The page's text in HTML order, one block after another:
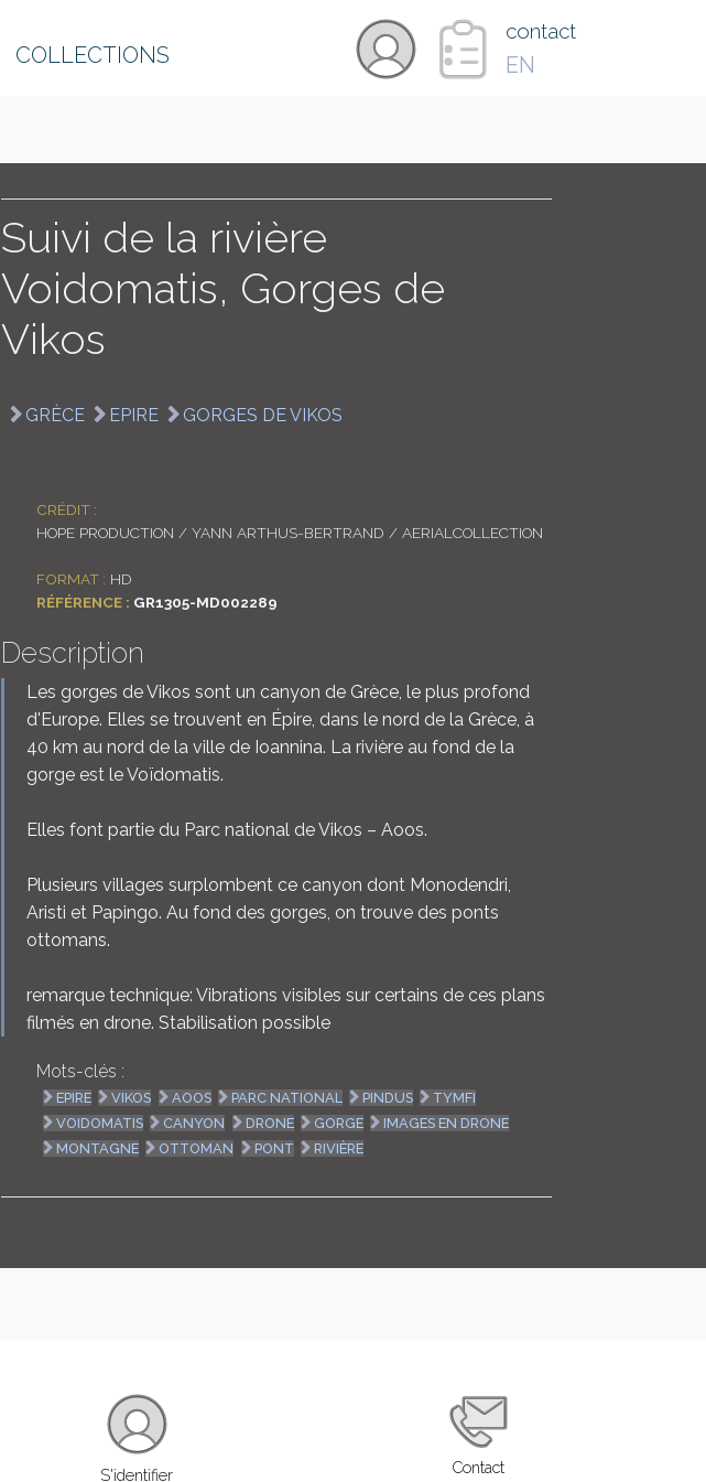
COLLECTIONS
contact
EN
Suivi de la rivière
Voidomatis, Gorges de
Vikos
GRÈCE EPIRE GORGES DE VIKOS
CRÉDIT :
HOPE PRODUCTION / YANN ARTHUS-BERTRAND / AERIALCOLLECTION
FORMAT : HD
RÉFÉRENCE : GR1305-MD002289
Description
Les gorges de Vikos sont un canyon de Grèce, le plus profond
d'Europe. Elles se trouvent en Épire, dans le nord de la Grèce, à
40 km au nord de la ville de Ioannina. La rivière au fond de la
gorge est le Voïdomatis.
Elles font partie du Parc national de Vikos – Aoos.
Plusieurs villages surplombent ce canyon dont Monodendri,
Aristi et Papingo. Au fond des gorges, on trouve des ponts
ottomans.
remarque technique: Vibrations visibles sur certains de ces plans
filmés en drone. Stabilisation possible
Mots-clés :
EPIRE VIKOS AOOS PARC NATIONAL PINDUS
TYMFI
VOIDOMATIS
CANYON DRONE GORGE
IMAGES EN DRONE
MONTAGNE
OTTOMAN PONT RIVIÈRE
S'identifier Contact